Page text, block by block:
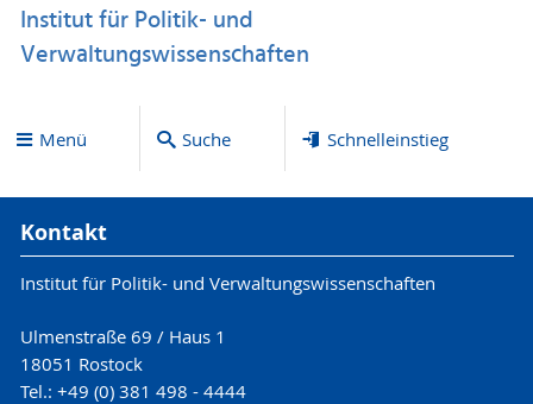
Institut für Politik- und
Verwaltungswissenschaften
Menü Suche Schnelleinstieg
Kontakt
Institut für Politik- und Verwaltungswissenschaften
Ulmenstraße 69 / Haus 1
18051 Rostock
Tel.: +49 (0) 381 498 - 4444